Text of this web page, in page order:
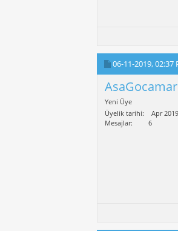
06-11-2019,02:37
AsaGocamar
Yeni Üye
Üyelik tarihi
Apr 2019
Mesajlar
6